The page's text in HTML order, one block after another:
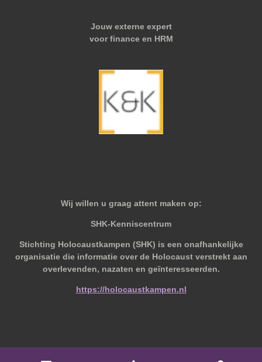
Jouw externe expert
voor finance en HRM
Wij willen u graag attent maken op:
SHK-Kenniscentrum
Stichting Holocaustkampen (SHK) is een onafhankelijke
organisatie die informatie over de Holocaust verstrekt aan
overlevenden, nazaten en geïnteresseerden.
https://holocaustkampen.nl